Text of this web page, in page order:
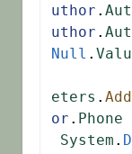
uthor .
uthor .
Null .
eters .
or . Phone
System .